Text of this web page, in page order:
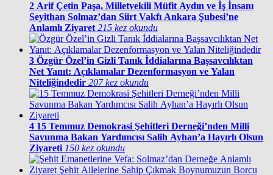
2 Arif Çetin Paşa, Milletvekili Müfit Aydın ve İş İnsanı
Seyithan Solmaz’dan Siirt Vakfı Ankara Şubesi’ne
Anlamlı Ziyaret 215 kez okundu
3 Özgür Özel’in Gizli Tanık İddialarına Başsavcılıktan
Net Yanıt: Açıklamalar Dezenformasyon ve Yalan
Niteliğindedir 207 kez okundu
4 15 Temmuz Demokrasi Şehitleri Derneği’nden Milli
Savunma Bakan Yardımcısı Salih Ayhan’a Hayırlı Olsun
Ziyareti 150 kez okundu